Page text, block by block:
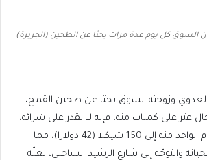
السوق كل يوم عدة مرات بحثا عن الطحين (الجزيرة)
العدوي وزوجته السوق بحثا عن طحين القمح،
عثر على كميات منه، فإنه لا يقدر على شرائه،
إذ يصل سعر الكيلوغرام الواحد منه إلى 150 شيكلا (42 دولارا)، مما
والتوجّه إلى شارع الرشيد الساحلي، لعلّه